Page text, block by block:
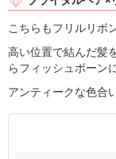
こちらもフリルリボ
高い位置で結んだ髪
らフィッシュボーンに
アンティークな色合